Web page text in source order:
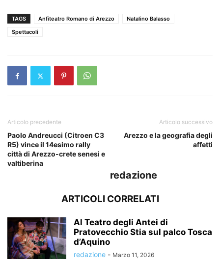
TAGS Anfiteatro Romano di Arezzo
Natalino Balasso
Spettacoli
Articolo precedente
Paolo Andreucci (Citroen C3
R5) vince il 14esimo rally
città di Arezzo-crete senesi e
valtiberina
Articolo successivo
Arezzo e la geografia degli
affetti
redazione
ARTICOLI CORRELATI
Al Teatro degli Antei di
Pratovecchio Stia sul palco Tosca
d’Aquino
redazione - Marzo 11, 2026